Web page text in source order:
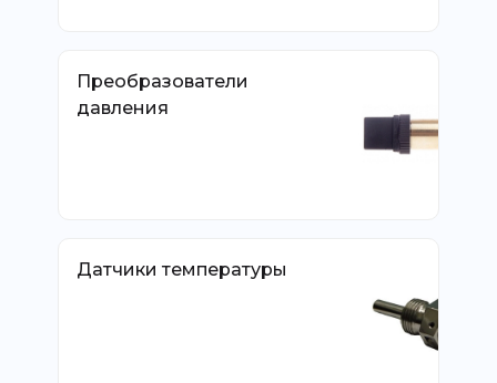
Преобразователи
давления
Датчики температуры